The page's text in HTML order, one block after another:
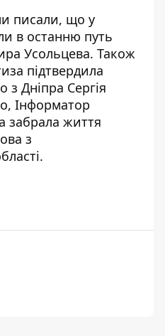
писали, що у
в останню путь
Усольцева. Також
підтвердила
з Дніпра Сергія
Інформатор
забрала життя
з
.